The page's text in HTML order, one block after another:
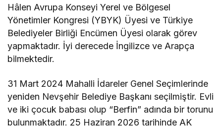
Hâlen Avrupa Konseyi Yerel ve Bölgesel
Yönetimler Kongresi (YBYK) Üyesi ve Türkiye
Belediyeler Birliği Encümen Üyesi olarak görev
yapmaktadır. İyi derecede İngilizce ve Arapça
bilmektedir.
31 Mart 2024 Mahalli İdareler Genel Seçimlerinde
yeniden Nevşehir Belediye Başkanı seçilmiştir. Evli
ve iki çocuk babası olup “Berfin” adında bir torunu
bulunmaktadır. 25 Haziran 2026 tarihinde AK